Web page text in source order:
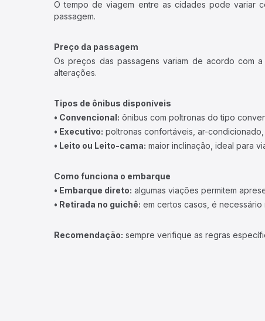
O tempo de viagem entre as cidades pode variar
passagem.
Preço da passagem
Os preços das passagens variam de acordo com
alterações.
Tipos de ônibus disponíveis
• Convencional: ônibus com poltronas do tipo
• Executivo: poltronas confortáveis, ar-
• Leito ou Leito-cama: maior inclinação, ideal para
Como funciona o embarque
• Embarque direto: algumas viações permitem
• Retirada no guichê: em certos casos, é
Recomendação: sempre verifique as regras